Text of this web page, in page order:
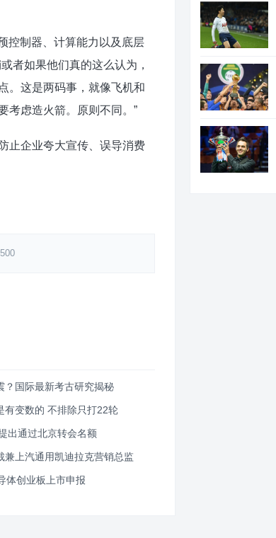
控制器、计算能力以及底层
者如果他们真的这么认为，
。这是两码事，就像飞机和
考虑造火箭。原则不同。”
止企业夸大宣传、误导消费
？国际最新考古研究揭秘
有变数的 不排除只打22轮
出通过北京转会名额
兼上汽通用凯迪拉克营销总监
体创业板上市申报